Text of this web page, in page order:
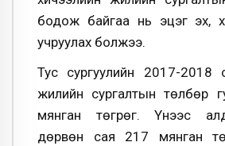
бодож байгаа нь эцэг эх,
учруулах болжээ.
Тус сургуулийн 2017-2018
жилийн сургалтын төлбөр
мянган төгрөг. Үүнээс
дөрвөн сая 217 мянган